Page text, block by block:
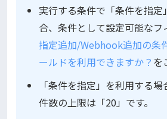
実行する条件で「条件を指定
合、条件として設定可能なフ
指定追加/Webhook追加の条
ールドを利用できますか？ を
「条件を指定」を利用する
件数の上限は「20」です。